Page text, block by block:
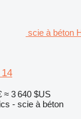
scie à béton
≈ 3 640 $US
- scie à béton